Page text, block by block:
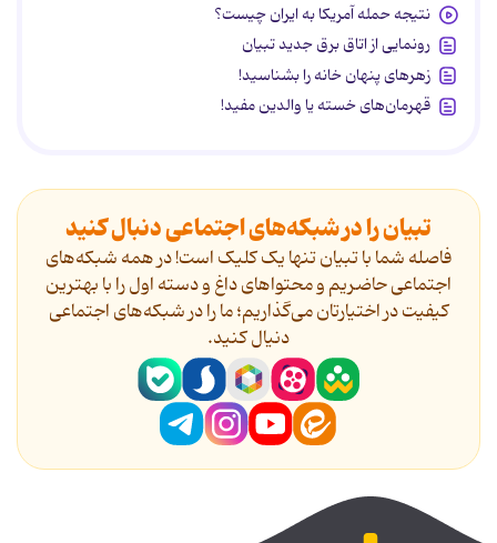
نتیجه حمله آمریکا به ایران چیست؟
رونمایی از اتاق برق جدید تبیان
زهرهای پنهان خانه را بشناسید!
قهرمان‌های خسته یا والدین مفید!
تبیان را در شبکه‌های اجتماعی دنبال کنید
فاصله شما با تبیان تنها یک کلیک است! در همه شبکه‌های
اجتماعی حاضریم و محتواهای داغ و دسته اول را با بهترین
کیفیت در اختیارتان می‌گذاریم؛ ما را در شبکه‌های اجتماعی
دنیال کنید.